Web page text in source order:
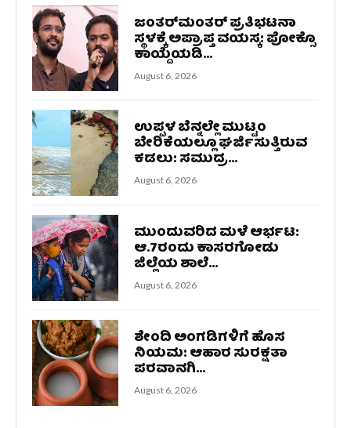
ಜಂತರ್‌ಮಂತರ್‌ ಪ್ರತಿಭಟನಾ
ಸ್ಥಳಕ್ಕೆ ಅಪ್ರಾಪ್ತ ವಯಸ್ಕ: ಪೋಕ್ಸೊ
ಕಾಯ್ದೆಯಡಿ...
August 6, 2026
ಉಪ್ಪಳ ಬೆನ್ನಲ್ಲೇ ಮುಟ್ಟಂ
ಬೇರಿಕೆಯಲ್ಲೂ ಘರ್ಜಿಸುತ್ತಿರುವ
ಕಡಲು: ಸಮುದ್ರ...
August 6, 2026
ಮುಂದುವರಿದ ಮಳೆ ಆರ್ಭಟ:
ಆ.7ರಂದು ಕಾಸರಗೋಡು
ಜಿಲ್ಲೆಯ ಶಾಲೆ...
August 6, 2026
ಶೇಂದಿ ಅಂಗಡಿಗಳಿಗೆ ಹೊಸ
ನಿಯಮ: ಆಹಾರ ಸುರಕ್ಷತಾ
ಪರವಾನಗಿ...
August 6, 2026